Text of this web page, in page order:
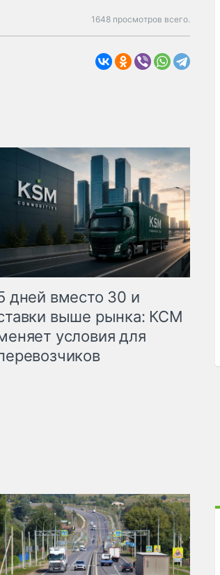
1648 просмотров всего.
дней вместо 30 и
выше рынка: КСМ
условия для